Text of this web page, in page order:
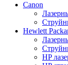
Canon
Hewlett
HP